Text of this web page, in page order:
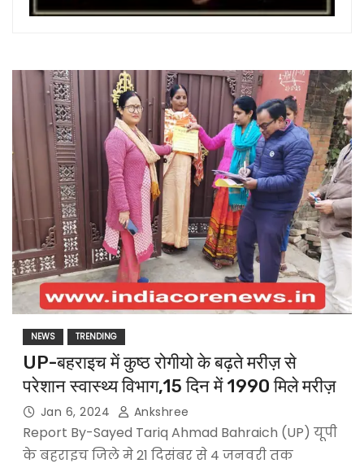
NEWS TRENDING
UP-बहराइच में कुष्ठ रोगीयो के बढ़ते मरीज़ से
परेशान स्वास्थ्य विभाग,15 दिन में 1990 मिले मरीज़
Jan 6, 2024 Ankshree
Report By-Sayed Tariq Ahmad Bahraich (UP) यूपी
के बहराइच जिले मे 21 दिसंबर से 4 जनवरी तक